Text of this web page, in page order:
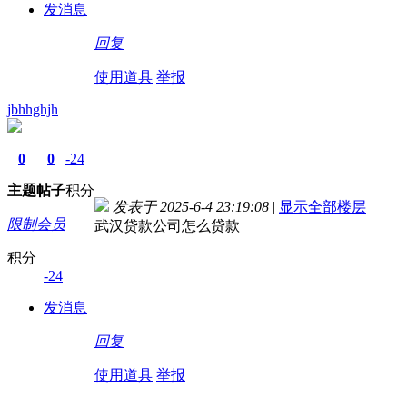
发消息
回复
使用道具 举报
jbhhghjh
0
主题
0
帖子
-24
积分
限制会员
积分
-24
发消息
发表于 2025-6-4 23:19:08 | 显示全部楼层
武汉贷款公司怎么贷款
回复
使用道具 举报